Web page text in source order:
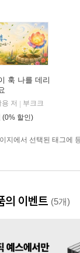
훅 나를 데리
저
부크크
(0% 할인)
지에서 선택된 태그에
의 이벤트 (5개)